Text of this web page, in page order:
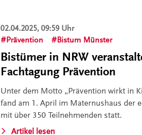
02.04.2025, 09:59 Uhr
Prävention
Bistum Münster
Bistümer in NRW
Fachtagung Prävention
Unter dem Motto „Prävention wirkt in
fand am 1. April im Maternushaus der
mit über 350 Teilnehmenden statt.
Artikel lesen